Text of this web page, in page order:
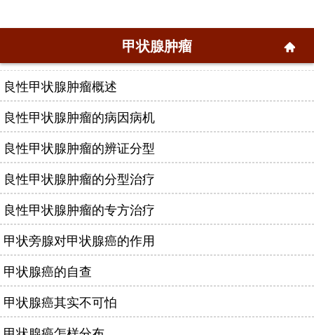
甲状腺肿瘤
良性甲状腺肿瘤概述
良性甲状腺肿瘤的病因病机
良性甲状腺肿瘤的辨证分型
良性甲状腺肿瘤的分型治疗
良性甲状腺肿瘤的专方治疗
甲状旁腺对甲状腺癌的作用
甲状腺癌的自查
甲状腺癌其实不可怕